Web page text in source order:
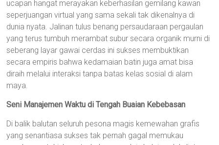
ucapan hangat merayakan keberhasilan gemilang kawan
seperjuangan virtual yang sama sekali tak dikenalnya di
dunia nyata. Jalinan tulus benang persaudaraan pergaulan
yang terus tumbuh merambat subur secara organik murni di
seberang layar gawai cerdas ini sukses membuktikan
secara empiris bahwa kedamaian batin juga amat bisa
diraih melalui interaksi tanpa batas kelas sosial di alam
maya.
Seni Manajemen Waktu di Tengah Buaian Kebebasan
Di balik balutan seluruh pesona magis kemewahan grafis
yang senantiasa sukses tak pernah gagal memukau